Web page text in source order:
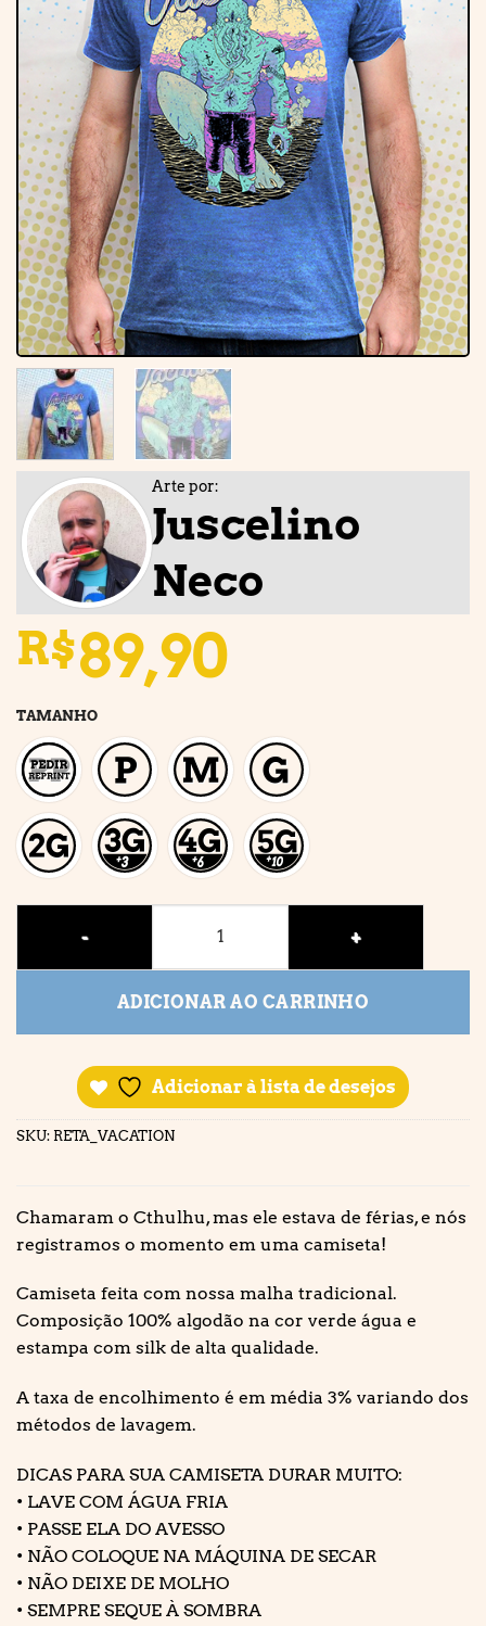
Arte por:
Juscelino
Neco
R$89,90
TAMANHO
ADICIONAR AO CARRINHO
Adicionar à lista de desejos
SKU: RETA_VACATION
Chamaram o Cthulhu, mas ele estava de férias, e nós
registramos o momento em uma camiseta!
Camiseta feita com nossa malha tradicional.
Composição 100% algodão na cor verde água e
estampa com silk de alta qualidade.
A taxa de encolhimento é em média 3% variando dos
métodos de lavagem.
DICAS PARA SUA CAMISETA DURAR MUITO:
• LAVE COM ÁGUA FRIA
• PASSE ELA DO AVESSO
• NÃO COLOQUE NA MÁQUINA DE SECAR
• NÃO DEIXE DE MOLHO
• SEMPRE SEQUE À SOMBRA